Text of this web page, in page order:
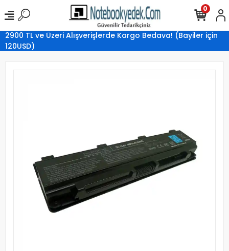
2900 TL ve Üzeri Alışverişlerde Kargo Bedava! (Bayiler için
120USD)
0